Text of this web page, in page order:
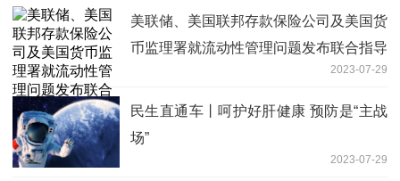
美联储、美国联邦存款保险公司及美国货
币监理署就流动性管理问题发布联合指导
2023-07-29
民生直通车丨呵护好肝健康 预防是“主战
场”
2023-07-29